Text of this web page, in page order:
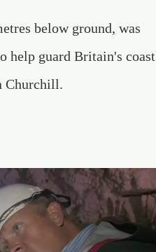
below ground, was
help guard Britain's coast
Churchill.